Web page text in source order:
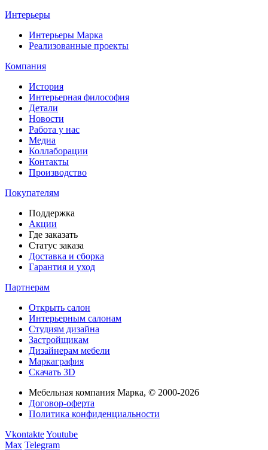
Интерьеры
Интерьеры Марка
Реализованные проекты
Компания
История
Интерьерная философия
Детали
Новости
Работа у нас
Медиа
Коллаборации
Контакты
Производство
Покупателям
Поддержка
Акции
Где заказать
Статус заказа
Доставка и сборка
Гарантия и уход
Партнерам
Открыть салон
Интерьерным салонам
Студиям дизайна
Застройщикам
Дизайнерам мебели
Маркаграфия
Скачать 3D
Мебельная компания Марка, © 2000-2026
Договор-оферта
Политика конфиденциальности
VkontakteYoutube
Max Telegram